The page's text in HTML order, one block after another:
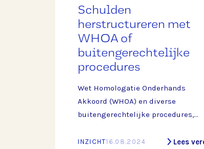
Schulden
herstructureren met
WHOA of
buitengerechtelijke
procedures
Wet Homologatie Onderhands
Akkoord (WHOA) en diverse
buitengerechtelijke procedures,
bij de Belastingdienst en het UWV,
INZICHT16.08.2024 Lees